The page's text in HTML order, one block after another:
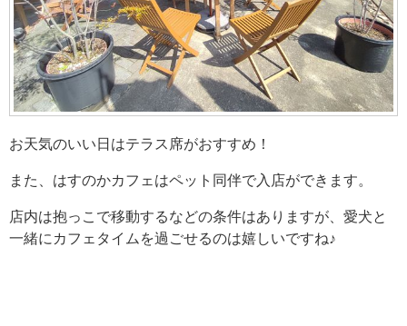
お天気のいい日はテラス席がおすすめ！
また、はすのかカフェはペット同伴で入店ができます。
店内は抱っこで移動するなどの条件はありますが、愛犬と
一緒にカフェタイムを過ごせるのは嬉しいですね♪